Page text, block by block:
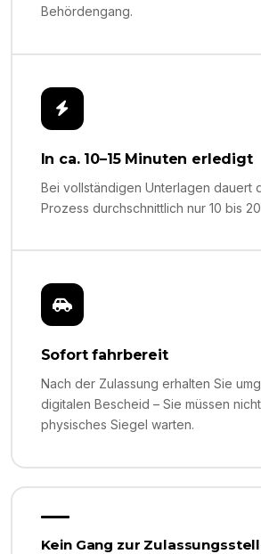
Behördengang.
In ca. 10–15 Minuten erledigt
Bei vollständigen Unterlagen dauert
Prozess durchschnittlich nur 10 bis
Sofort fahrbereit
Nach der Zulassung erhalten Sie
digitalen Bescheid – Sie müssen
physisches Siegel warten.
Kein Gang zur